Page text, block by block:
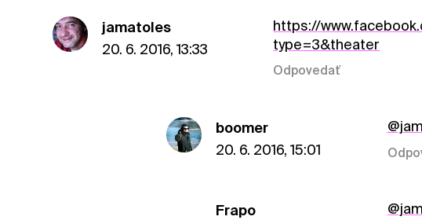
jamatoles
20. 6. 2016, 13:33
https://
type=3&theater
Odpovedať
boomer
20. 6. 2016, 15:01
Frapo